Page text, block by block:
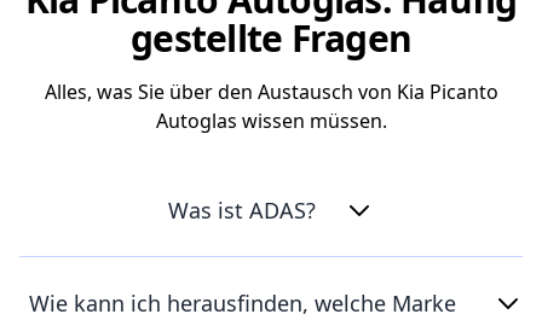
gestellte Fragen
Alles, was Sie über den Austausch von Kia Picanto
Autoglas wissen müssen.
Was ist ADAS?
Wie kann ich herausfinden, welche Marke